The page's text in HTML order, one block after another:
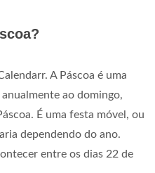
A Páscoa é uma
ao domingo,
É uma festa móvel, ou
dependendo do ano.
entre os dias 22 de